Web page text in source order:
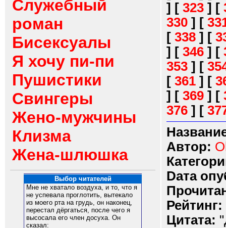
Служебный
роман
Бисексуалы
Я хочу пи-пи
Пушистики
Свингеры
Жено-мужчины
Клизма
Жена-шлюшка
Выбор читателей
Мне не хватало воздуха, и то, что я
не успевала проглотить, вытекало
из моего рта на грудь, он наконец,
перестал дёргаться, после чего я
высосала его член досуха. Он
сказал:
] [ 323 ] [
330 ] [
[ 338 ] [
] [ 346 ] [
353 ] [
[ 361 ] [
] [ 369 ] [
376 ] [
Автор:
Dата
Рейтинг:
Цитата: